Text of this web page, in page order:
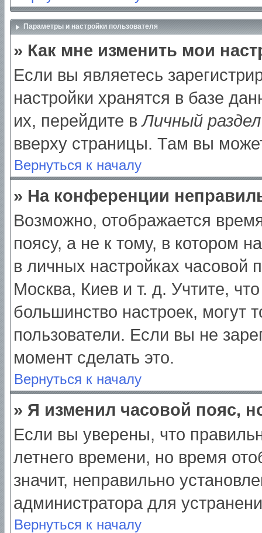
Параметры и настройки пользователя
» Как мне изменить мои
Если вы являетесь
настройки хранятся в базе
их, перейдите вЛичный раздел
вверху страницы. Там вы
Вернуться к началу
» На конференции
Возможно, отображается
поясу, а не к тому, в котором
в личных настройках часовой
Москва, Киев и т. д. Учтите,
большинство настроек, могут
пользователи. Если вы не
момент сделать это.
Вернуться к началу
» Я изменил часовой пояс,
Если вы уверены, что
летнего времени, но время
значит, неправильно
администратора для
Вернуться к началу